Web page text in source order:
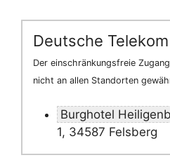
Deutsche Telekom
Der einschränkungsfreie
nicht an allen Standorten
Burghotel
1, 34587 Felsberg